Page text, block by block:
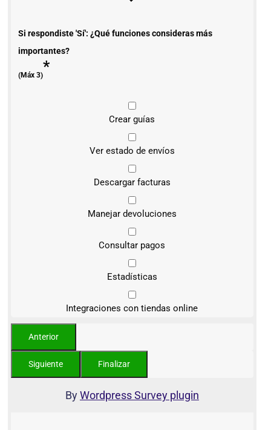
Si respondiste 'Sí': ¿Qué funciones consideras más
importantes?
(Máx 3)*
Crear guías
Ver estado de envíos
Descargar facturas
Manejar devoluciones
Consultar pagos
Estadísticas
Integraciones con tiendas online
ByWordpress Survey plugin